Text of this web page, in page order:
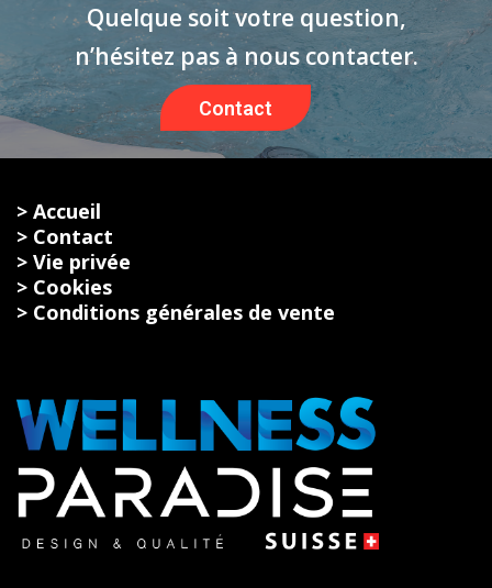
Quelque soit votre question,
n’hésitez pas à nous contacter.
Contact
> Accueil
> Contact
> Vie privée
> Cookies
> Conditions générales de vente